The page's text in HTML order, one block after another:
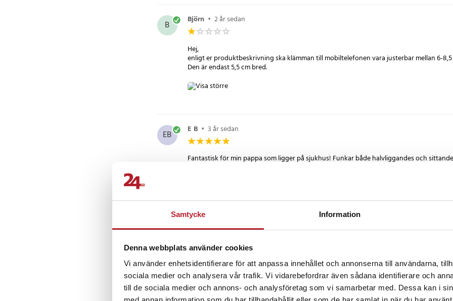
Samtycke Information
Denna webbplats använder cookies
Vi använder enhetsidentifierare för att anpassa innehållet och annonserna till användarna,
sociala medier och analysera vår trafik. Vi vidarebefordrar även sådana identifierare och
till de sociala medier och annons- och analysföretag som vi samarbetar med. Dessa kan i
B Björn • 2 år sedan
Hej,
enligt er produktbeskrivning ska klämman till mobiltelefonen vara justerbar mellan 6-
Den är endast 5,5 cm bred.
EB E B • 3 år sedan
Fantastisk för min pappa som ligger på sjukhus! Funkar både halvliggandes och
SW
Y Yvonne Steger carnö• 5 år sedan